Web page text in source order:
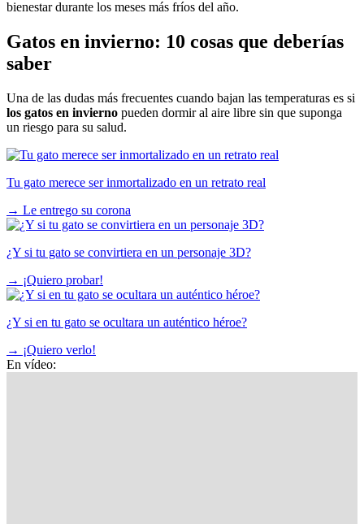
bienestar durante los meses más fríos del año.
Gatos en invierno: 10 cosas que deberías
saber
Una de las dudas más frecuentes cuando bajan las temperaturas es si
los gatos en invierno pueden dormir al aire libre sin que suponga
un riesgo para su salud.
Tu gato merece ser inmortalizado en un retrato real
→ Le entrego su corona
¿Y si tu gato se convirtiera en un personaje 3D?
→ ¡Quiero probar!
¿Y si en tu gato se ocultara un auténtico héroe?
→ ¡Quiero verlo!
En vídeo: